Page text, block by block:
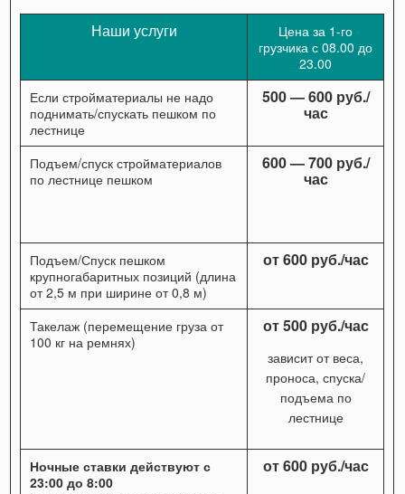
Наши услуги
Цена за 1-го
грузчика с 08.00 до
23.00
Если стройматериалы не надо
поднимать/спускать пешком по
лестнице
500 — 600 руб./
час
Подъем/спуск стройматериалов
по лестнице пешком
600 — 700 руб./
час
Подъем/Спуск пешком
крупногабаритных позиций (длина
от 2,5 м при ширине от 0,8 м)
от 600 руб./час
Такелаж (перемещение груза от
100 кг на ремнях)
от 500 руб./час
зависит от веса,
проноса, спуска/
подъема по
лестнице
Ночные ставки действуют с
23:00 до 8:00
от 600 руб./час